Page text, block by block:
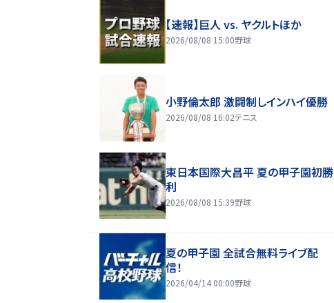
【速報】巨人 vs. ヤクルトほか
2026/08/08 15:00野球
小野倫太郎 激闘制しインハイ優勝
2026/08/08 16:02テニス
東日本国際大昌平 夏の甲子園初勝
利
2026/08/08 15:39野球
夏の甲子園 全試合無料ライブ配
信！
2026/04/14 00:00野球